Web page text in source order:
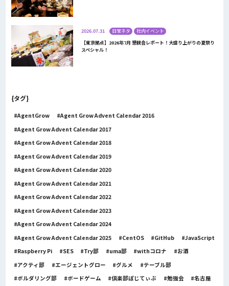
2026.07.31 日常ネタ
社内イベント
【東京拠点】2026年7月 懇親会レポート！大盛り上がりの夏祭り
スペシャル！
{タグ}
AgentGrow
Agent Grow Advent Calendar 2016
Agent Grow Advent Calendar 2017
Agent Grow Advent Calendar 2018
Agent Grow Advent Calendar 2019
Agent Grow Advent Calendar 2020
Agent Grow Advent Calendar 2021
Agent Grow Advent Calendar 2022
Agent Grow Advent Calendar 2023
Agent Grow Advent Calendar 2024
Agent Grow Advent Calendar 2025
CentOS GitHub
JavaScript
Raspberry Pi
SES Try部 uma部 withコロナ
お酒
アクティ部
エージェントグロー グルメ
テーブル部
ボルダリング部
ボードゲーム 倶楽部ぽじてぃぶ 勉強会
名古屋